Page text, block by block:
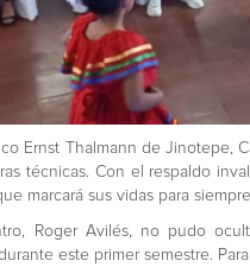
Ernst Thalmann de Jinotepe,
técnicas. Con el respaldo
marcará sus vidas para
Roger Avilés, no pudo
este primer semestre.